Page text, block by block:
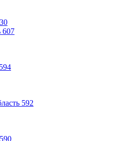
30
607
594
592
590